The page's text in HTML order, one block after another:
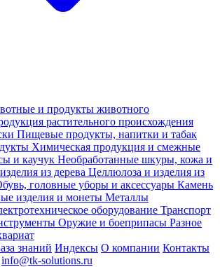
и продукты животного
растительного происхождения
Пищевые продукты, напитки и табак
Химическая продукция и смежные
и каучук Необработанные шкуры, кожа и
из дерева Целлюлоза и изделия из
головные уборы и аксессуары Камень
изделия и монеты Металлы
оборудование Транспорт
Оружие и боеприпасы Разное
знаний Индексы О компании Контакты
info@tk-solutions.ru